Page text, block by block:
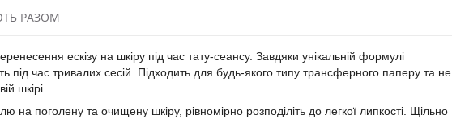
РАЗОМ
ескізу на шкіру під час тату-сеансу. Завдяки унікальній формулі
під час тривалих сесій. Підходить для будь-якого типу трансферного паперу та не
шкірі.
на поголену та очищену шкіру, рівномірно розподіліть до легкої липкості. Щільно